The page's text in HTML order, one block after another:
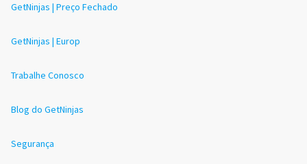
GetNinjas | Preço Fechado
GetNinjas | Europ
Trabalhe Conosco
Blog do GetNinjas
Segurança